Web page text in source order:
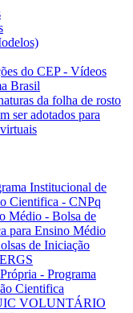
do CEP - Vídeos
Brasil
da folha de rosto
ser adotados para
Institucional de
Cientifica - CNPq
Médio - Bolsa de
para Ensino Médio
de Iniciação
- Programa
Cientifica
VOLUNTÁRIO